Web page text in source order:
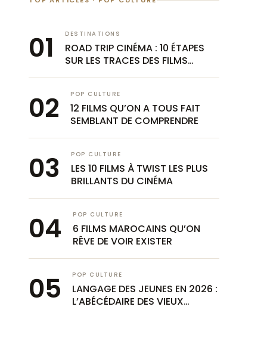
DESTINATIONS
ROAD TRIP CINÉMA : 10 ÉTAPES
SUR LES TRACES DES FILMS
POP CULTURE
12 FILMS QU’ON A TOUS FAIT
SEMBLANT DE COMPRENDRE
POP CULTURE
LES 10 FILMS À TWIST LES PLUS
BRILLANTS DU CINÉMA
POP CULTURE
6 FILMS MAROCAINS QU’ON
RÊVE DE VOIR EXISTER
POP CULTURE
LANGAGE DES JEUNES EN 2026 :
L’ABÉCÉDAIRE DES VIEUX